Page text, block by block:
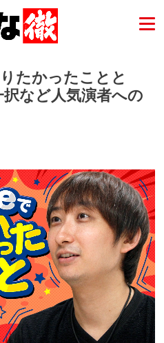
たかったことと
など人気演者への